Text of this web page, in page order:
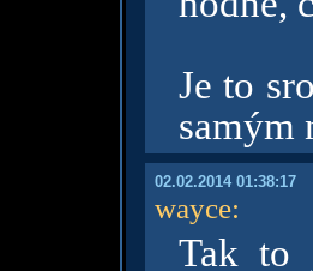
Je to
samým
02.02.2014 01:38:17
wayce:
Tak to